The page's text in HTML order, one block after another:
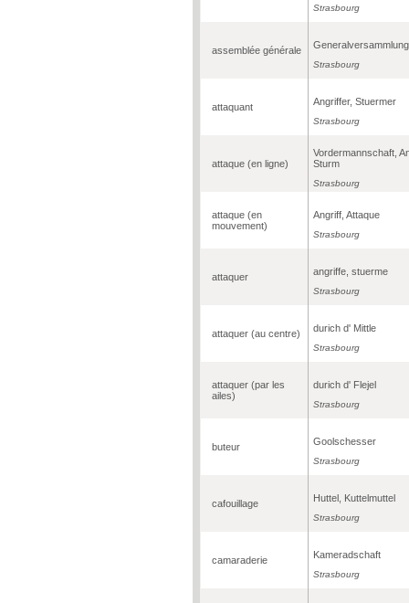
Strasbourg
assemblée générale Generalversammlung
Strasbourg
attaquant Angriffer, Stuermer
Strasbourg
attaque (en ligne)
Vordermannschaft,
Sturm
Strasbourg
attaque (en
mouvement)
Angriff, Attaque
Strasbourg
attaquer angriffe, stuerme
Strasbourg
attaquer (au centre) durich d' Mittle
Strasbourg
attaquer (par les
ailes)
durich d' Flejel
Strasbourg
buteur Goolschesser
Strasbourg
cafouillage Huttel, Kuttelmuttel
Strasbourg
camaraderie Kameradschaft
Strasbourg